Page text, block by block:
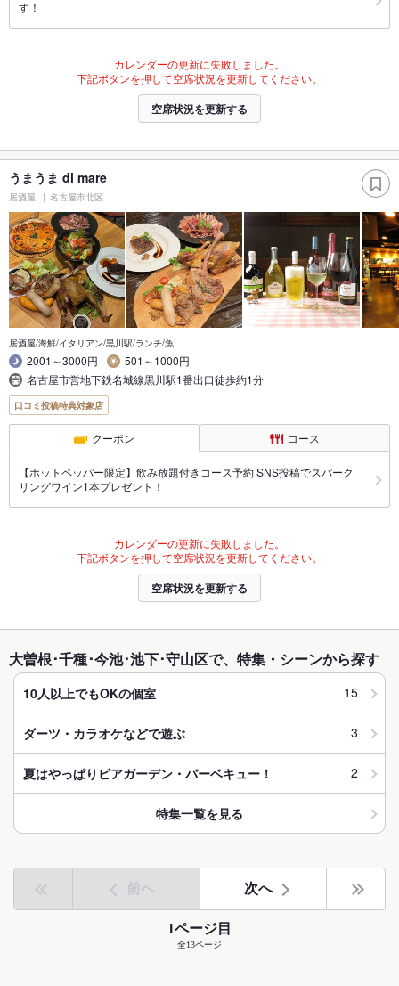
す！
カレンダーの更新に失敗しました。
下記ボタンを押して空席状況を更新してください。
空席状況を更新する
うまうま di mare
居酒屋 名古屋市北区
居酒屋/海鮮/イタリアン/黒川駅/ランチ/魚
2001～3000円
501～1000円
名古屋市営地下鉄名城線黒川駅1番出口徒歩約1分
口コミ投稿特典対象店
クーポン コース
【ホットペッパー限定】飲み放題付きコース予約 SNS投稿でスパーク
リングワイン1本プレゼント！
カレンダーの更新に失敗しました。
下記ボタンを押して空席状況を更新してください。
空席状況を更新する
大曽根･千種･今池･池下･守山区で、特集・シーンから探す
10人以上でもOKの個室 15
ダーツ・カラオケなどで遊ぶ 3
夏はやっぱりビアガーデン・バーベキュー！ 2
特集一覧を見る
前へ 次へ
1ページ目
全13ページ